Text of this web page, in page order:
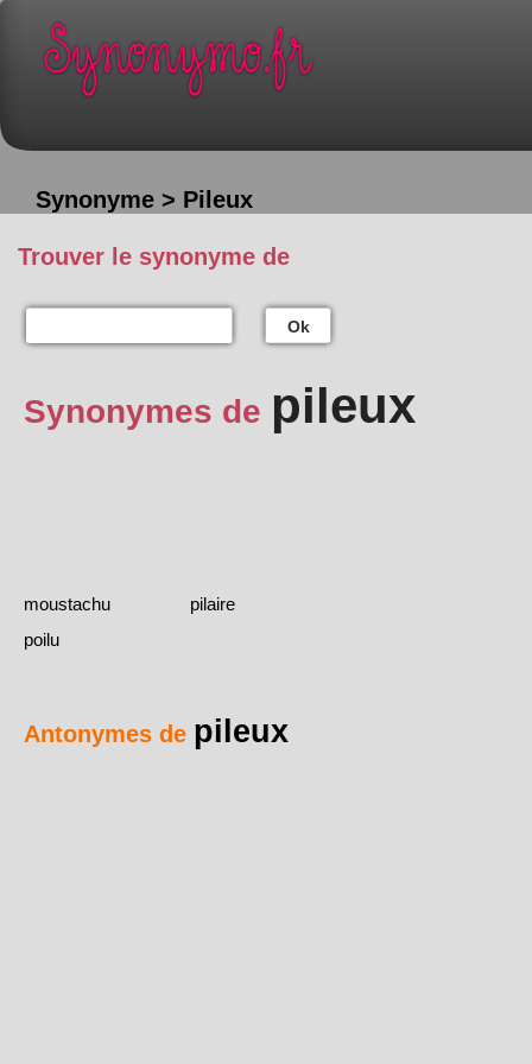
Synonyme > Pileux
Trouver le synonyme de
Ok
Synonymes de pileux
moustachu
pilaire
poilu
Antonymes de pileux